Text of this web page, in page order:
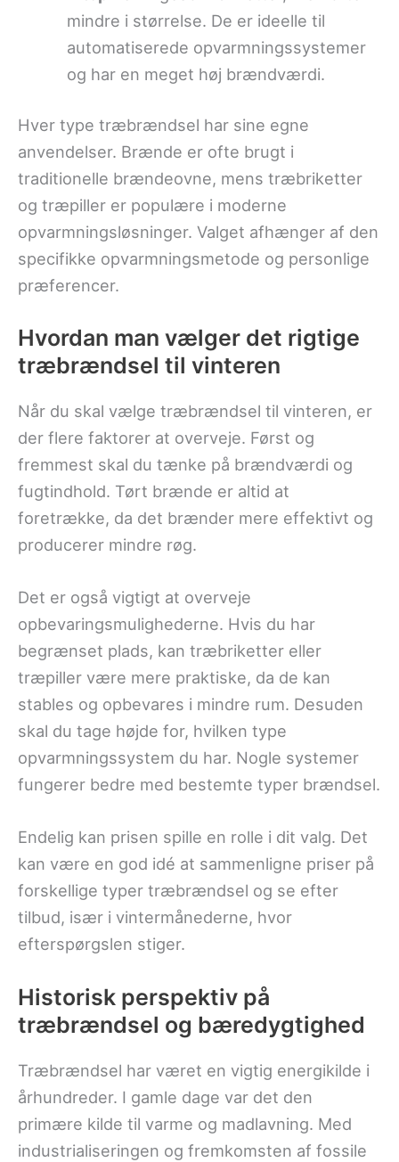
mindre i størrelse. De er ideelle til
automatiserede opvarmningssystemer
og har en meget høj brændværdi.
Hver type træbrændsel har sine egne
anvendelser. Brænde er ofte brugt i
traditionelle brændeovne, mens træbriketter
og træpiller er populære i moderne
opvarmningsløsninger. Valget afhænger af den
specifikke opvarmningsmetode og personlige
præferencer.
Hvordan man vælger det rigtige
træbrændsel til vinteren
Når du skal vælge træbrændsel til vinteren, er
der flere faktorer at overveje. Først og
fremmest skal du tænke på brændværdi og
fugtindhold. Tørt brænde er altid at
foretrække, da det brænder mere effektivt og
producerer mindre røg.
Det er også vigtigt at overveje
opbevaringsmulighederne. Hvis du har
begrænset plads, kan træbriketter eller
træpiller være mere praktiske, da de kan
stables og opbevares i mindre rum. Desuden
skal du tage højde for, hvilken type
opvarmningssystem du har. Nogle systemer
fungerer bedre med bestemte typer brændsel.
Endelig kan prisen spille en rolle i dit valg. Det
kan være en god idé at sammenligne priser på
forskellige typer træbrændsel og se efter
tilbud, især i vintermånederne, hvor
efterspørgslen stiger.
Historisk perspektiv på
træbrændsel og bæredygtighed
Træbrændsel har været en vigtig energikilde i
århundreder. I gamle dage var det den
primære kilde til varme og madlavning. Med
industrialiseringen og fremkomsten af fossile